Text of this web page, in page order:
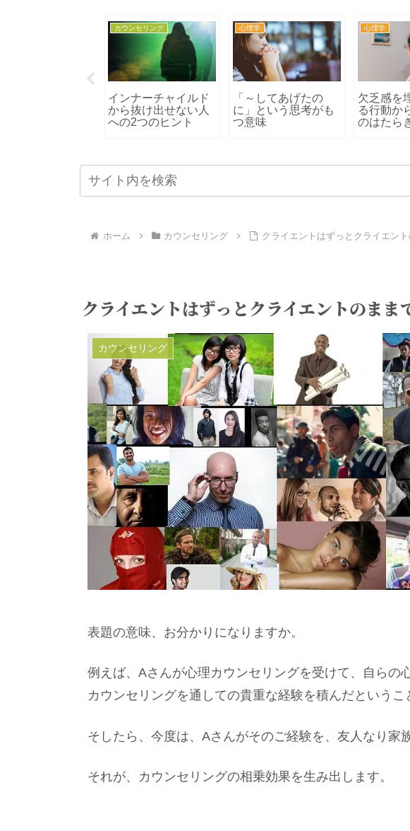
カウンセリング
インナーチャイルド
から抜け出せない人
への2つのヒント
心理学
「～してあげたの
に」という思考がも
つ意味
心理学
欠乏感を
る行動か
のはたら
ホーム カウンセリング クライエントはずっとクライエン
クライエントはずっとクライエントのまま
カウンセリング
表題の意味、お分かりになりますか。
例えば、Aさんが心理カウンセリングを受けて、自ら
カウンセリングを通しての貴重な経験を積んだというこ
そしたら、今度は、Aさんがそのご経験を、友人なり家
それが、カウンセリングの相乗効果を生み出します。